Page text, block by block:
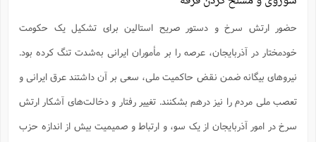
حضور ارتش سرخ و دستور صریح استالین برای تشکیل یک حکومت
خودمختار در آذربایجان، عرصه را بر مأموران ایرانی به‌شدت تنگ کرده بود.
نیروهای بیگانه ضمن نقض حاکمیت ملی، سعی بر آن داشتند عرق ایرانی و
تعصب ملی مردم را نیز در‌هم بشکنند. تغییر رفتار و دخالت‌های آشکار ارتش
سرخ در امور آذربایجان از یک سو، و ارتباط و صمیمیت بیش‌ از اندازه‌ حزب